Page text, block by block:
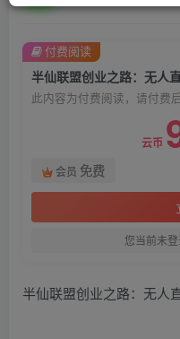
半仙联盟创业之路：无人
此内容为付费阅读，请付费
云币
会员 免费
您当前未
付费阅读
半仙联盟创业之路：无人